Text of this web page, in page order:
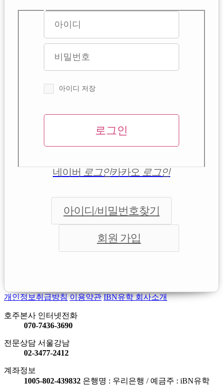
아이디 저장
네이버 로그인카카오 로그인
아이디/비밀번호찾기
회원 가입
개인정보취급방침 이용약관 IBN유학 회사소개
호주본사 인터넷전화
070-7436-3690
전문상담 서울강남
02-3477-2412
계좌정보
1005-802-439832 은행명 : 우리은행 / 예금주 : iBN유학